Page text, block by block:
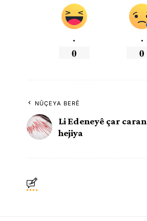
.
0
.
0
NÛÇEYA BERÊ
Li Edeneyê çar
hejiya